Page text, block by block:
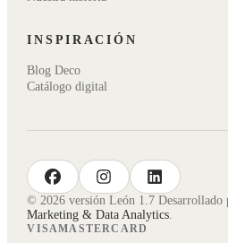
INSPIRACIÓN
Blog Deco
Catálogo digital
facebook instagram linkedin
© 2026 versión León 1.7
Marketing & Data Analytics
VISAMASTERCARD